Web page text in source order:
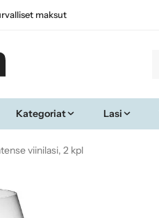
maksut
Kategoriat Lasi
viinilasi, 2 kpl